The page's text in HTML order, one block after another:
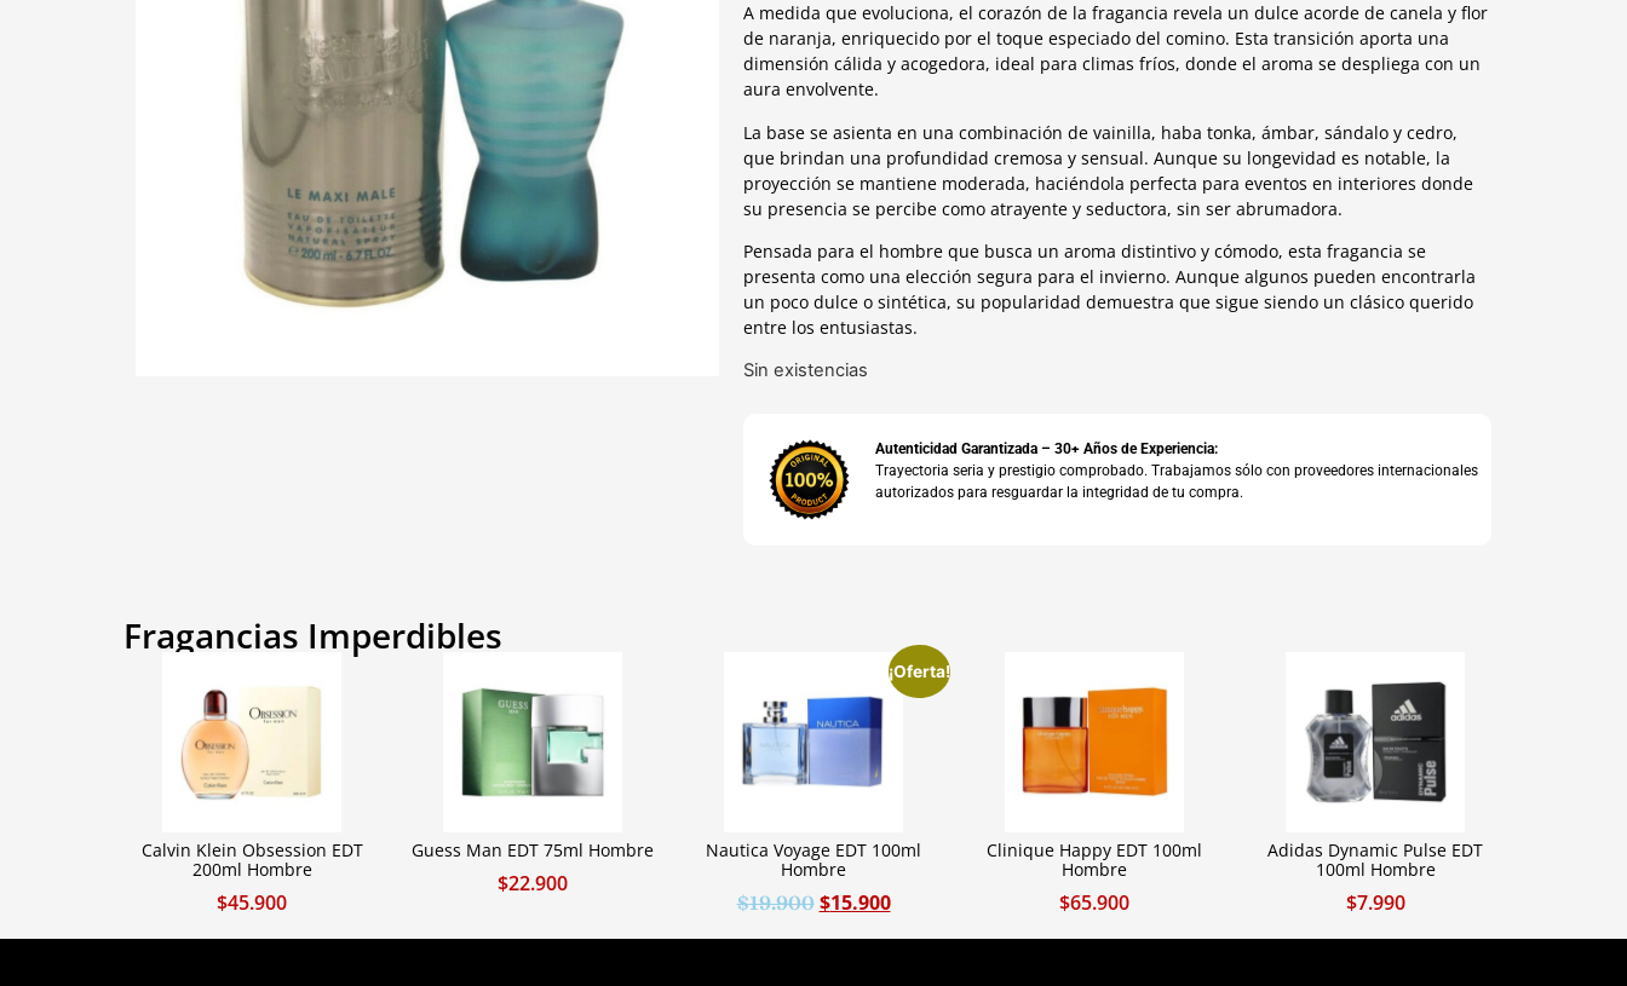
A medida que evoluciona, el corazón de la fragancia revela un dulce acorde de canela y flor
de naranja, enriquecido por el toque especiado del comino. Esta transición aporta una
dimensión cálida y acogedora, ideal para climas fríos, donde el aroma se despliega con un
aura envolvente.
La base se asienta en una combinación de vainilla, haba tonka, ámbar, sándalo y cedro,
que brindan una profundidad cremosa y sensual. Aunque su longevidad es notable, la
proyección se mantiene moderada, haciéndola perfecta para eventos en interiores donde
su presencia se percibe como atrayente y seductora, sin ser abrumadora.
Pensada para el hombre que busca un aroma distintivo y cómodo, esta fragancia se
presenta como una elección segura para el invierno. Aunque algunos pueden encontrarla
un poco dulce o sintética, su popularidad demuestra que sigue siendo un clásico querido
entre los entusiastas.
Sin existencias
Autenticidad Garantizada – 30+ Años de Experiencia:
Trayectoria seria y prestigio comprobado. Trabajamos sólo con proveedores internacionales
autorizados para resguardar la integridad de tu compra.
Fragancias Imperdibles
Calvin Klein Obsession EDT
200ml Hombre
$45.900
Guess Man EDT 75ml Hombre
$22.900
¡Oferta!
Nautica Voyage EDT 100ml
Hombre
$19.900 $15.900
Clinique Happy EDT 100ml
Hombre
$65.900
Adidas Dynamic Pulse EDT
100ml Hombre
$7.990